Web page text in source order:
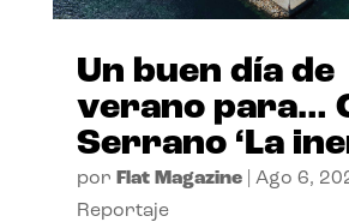
Un buen día de
verano para…
Serrano ‘La
por Flat Magazine| Ago 6,
Reportaje